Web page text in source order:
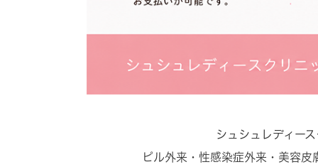
シュシュレディー
ピル外来・性感染症外来・美容